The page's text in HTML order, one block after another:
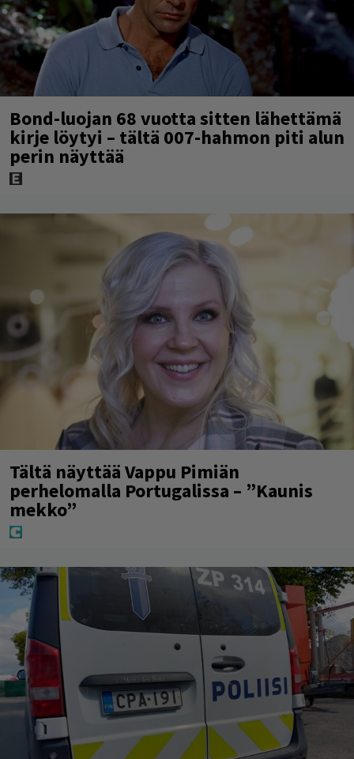
Bond-luojan 68 vuotta sitten lähettämä
kirje löytyi – tältä 007-hahmon piti alun
perin näyttää
Tältä näyttää Vappu Pimiän
perhelomalla Portugalissa – ”Kaunis
mekko”